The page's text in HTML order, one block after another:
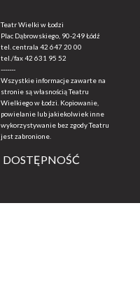
Teatr Wielki w Łodzi
Plac Dąbrowskiego, 90-249 Łódź
tel. centrala 42 647 20 00
tel./fax42 631 95 52
-------
Wszystkie informacje zawarte na
stronie są własnością Teatru
Wielkiego w Łodzi. Kopiowanie,
powielanie lub jakiekolwiek inne
wykorzystywanie bez zgody Teatru
jest zabronione.
DOSTĘPNOŚĆ